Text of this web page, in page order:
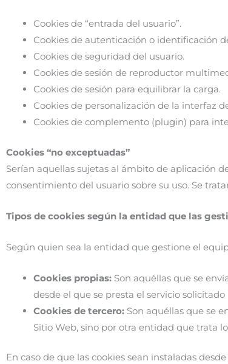
Cookies de “entrada del usuario”.
Cookies de autenticación o identificación
Cookies de seguridad del usuario.
Cookies de sesión de reproductor
Cookies de sesión para equilibrar la carga.
Cookies de personalización de la interfaz
Cookies de complemento (plugin) para
Cookies “no exceptuadas”
Serían aquellas sujetas al ámbito de aplicación
consentimiento del usuario sobre su uso. Se
Tipos de cookies según la entidad que las
Según quien sea la entidad que gestione el
Cookies propias: Son aquéllas que se
desde el que se presta el servicio
Cookies de tercero: Son aquéllas que se
Sitio Web, sino por otra entidad que trata
En caso de que las cookies sean instaladas